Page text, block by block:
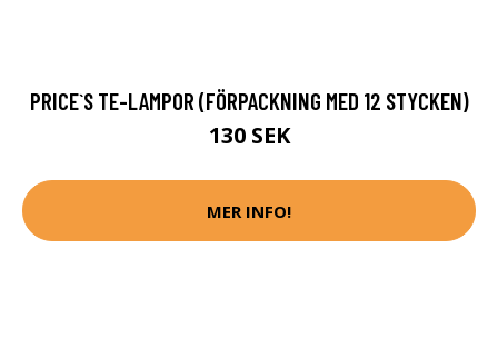
PRICE`S TE-LAMPOR (FÖRPACKNING MED 12 STYCKEN)
130 SEK
MER INFO!